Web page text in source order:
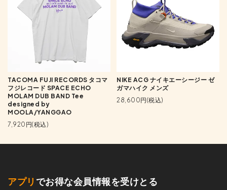
TACOMA FUJI RECORDS タコマ
フジレコード SPACE ECHO
MOLAM DUB BAND Tee
designed by
MOOLA/YANGGAO
7,920円(税込)
NIKE ACG ナイキエーシージー ゼ
ガマハイク メンズ
28,600円(税込)
アプリ でお得な会員情報を受けとる